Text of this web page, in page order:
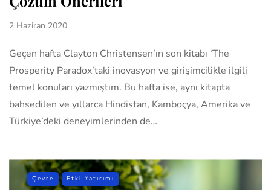
2 Haziran 2020
Geçen hafta Clayton Christensen’ın son kitabı ‘The
Prosperity Paradox’taki inovasyon ve girişimcilikle ilgili
temel konuları yazmıştım. Bu hafta ise, aynı kitapta
bahsedilen ve yıllarca Hindistan, Kamboçya, Amerika ve
Türkiye’deki deneyimlerinden de…
Çevre Etki Yatırımı